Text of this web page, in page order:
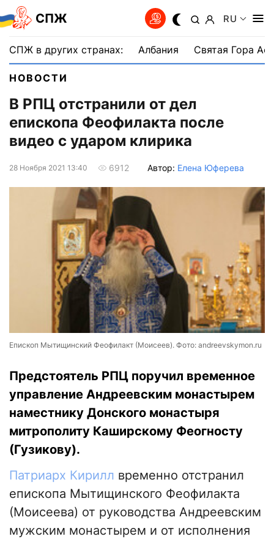
СПЖ RU
СПЖ в других странах: Албания Святая Гора
НОВОСТИ
В РПЦ отстранили от дел
епископа Феофилакта после
видео с ударом клирика
28 Ноября 2021 13:40 6912 Автор: Елена Юферева
Епископ Мытищинский Феофилакт (Моисеев). Фото: andreevskymon.ru
Предстоятель РПЦ поручил временное
управление Андреевским монастырем
наместнику Донского монастыря
митрополиту Каширскому Феогносту
(Гузикову).
Патриарх Кирилл временно отстранил
епископа Мытищинского Феофилакта
(Моисеева) от руководства Андреевским
мужским монастырем и от исполнения